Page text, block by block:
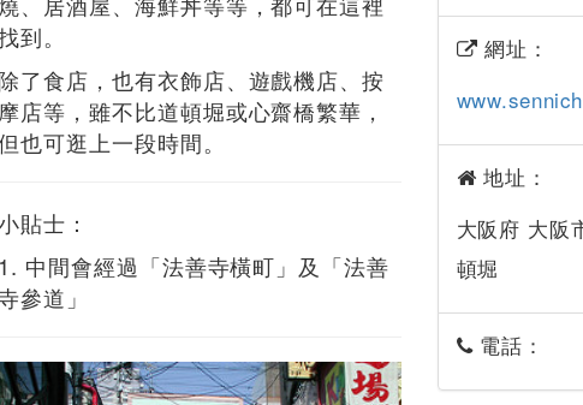
到。
除了食店，也有衣飾店、遊戲機店、按
摩店等，雖不比道頓堀或心齋橋繁華，
也可逛上一段時間。
貼士：
1. 中間會經過「法善寺橫町」及「法善
參道」
網址：
地址：
大阪府 大阪
頓堀
電話：